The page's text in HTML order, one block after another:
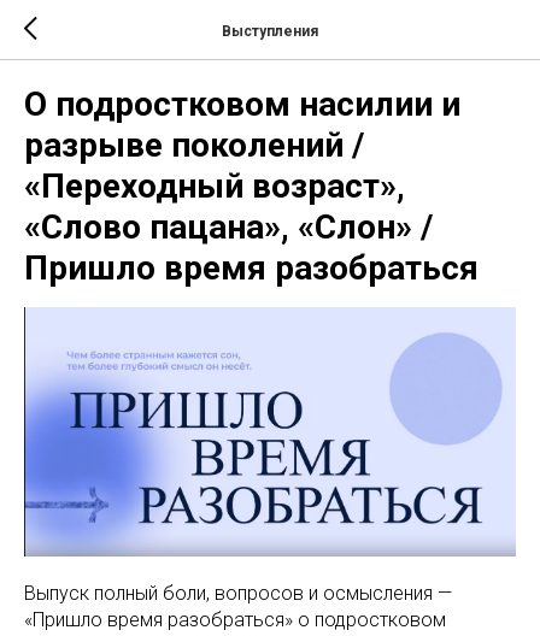
Выступления
О подростковом насилии и
разрыве поколений /
«Переходный возраст»,
«Слово пацана», «Слон» /
Пришло время разобраться
Выпуск полный боли, вопросов и осмысления —
«Пришло время разобраться» о подростковом